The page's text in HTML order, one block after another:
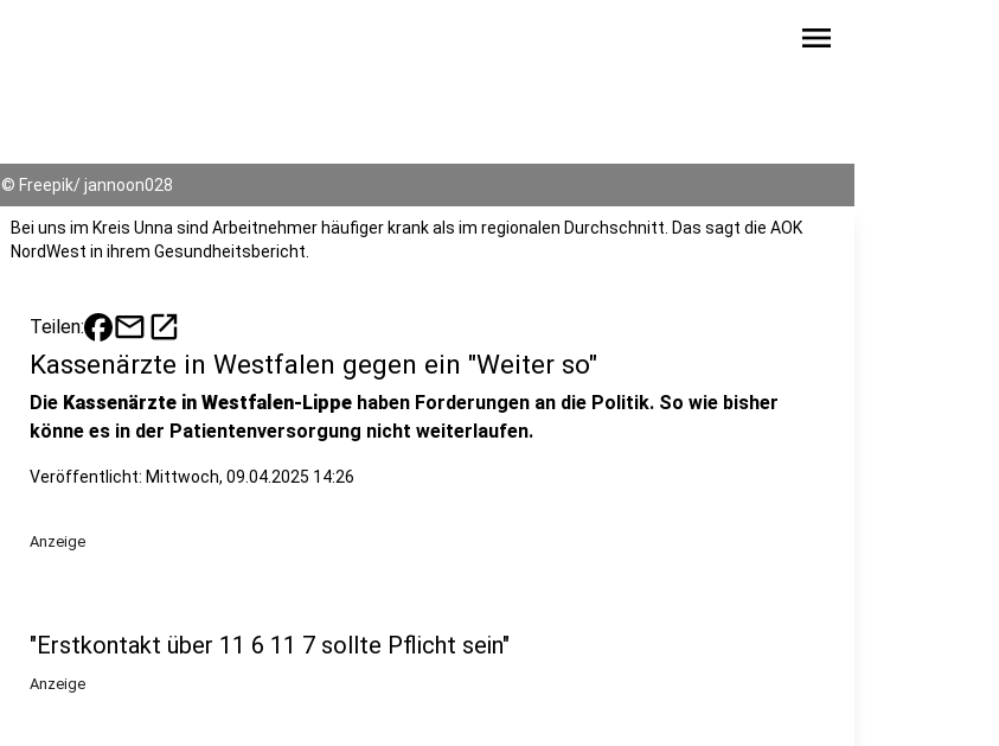
menu
© Freepik/ jannoon028
Bei uns im Kreis Unna sind Arbeitnehmer häufiger krank als im regionalen Durchschnitt. Das sagt die AOK
NordWest in ihrem Gesundheitsbericht.
Teilen: mailopen_in_new
Kassenärzte in Westfalen gegen ein "Weiter so"
Die Kassenärzte in Westfalen-Lippe haben Forderungen an die Politik. So wie bisher
könne es in der Patientenversorgung nicht weiterlaufen.
Veröffentlicht: Mittwoch, 09.04.2025 14:26
Anzeige
"Erstkontakt über 11 6 11 7 sollte Pflicht sein"
Anzeige